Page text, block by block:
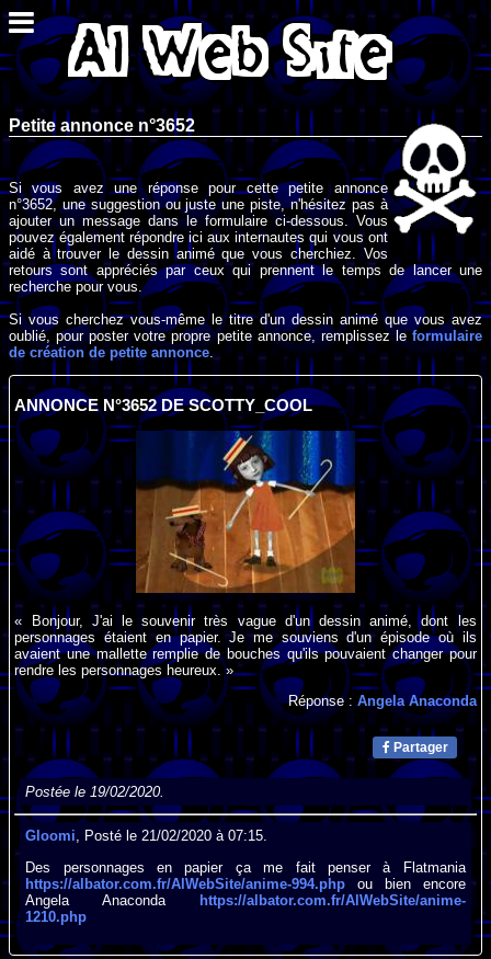
Petite annonce n°3652
Si vous avez une réponse pour cette petite annonce
n°3652, une suggestion ou juste une piste, n'hésitez pas à
ajouter un message dans le formulaire ci-dessous. Vous
pouvez également répondre ici aux internautes qui vous ont
aidé à trouver le dessin animé que vous cherchiez. Vos
retours sont appréciés par ceux qui prennent le temps de lancer une
recherche pour vous.
Si vous cherchez vous-même le titre d'un dessin animé que vous avez
oublié, pour poster votre propre petite annonce, remplissez leformulaire
de création de petite annonce .
ANNONCE N°3652 DE SCOTTY_COOL
« Bonjour, J'ai le souvenir très vague d'un dessin animé, dont les
personnages étaient en papier. Je me souviens d'un épisode où ils
avaient une mallette remplie de bouches qu'ils pouvaient changer pour
rendre les personnages heureux. »
Réponse : Angela Anaconda
Partager
Postée le 19/02/2020.
Gloomi, Posté le 21/02/2020 à 07:15.
Des personnages en papier ça me fait penser à Flatmania
https://albator.com.fr/AlWebSite/anime-994.php ou bien encore
Angela Anaconda https://albator.com.fr/AlWebSite/anime-
1210.php